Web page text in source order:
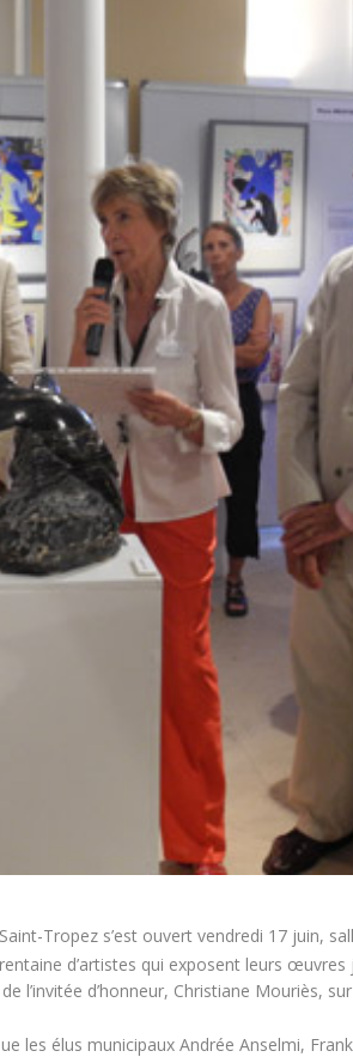
Tropez s’est ouvert vendredi 17 juin,
d’artistes qui exposent leurs
d’honneur, Christiane Mouriès,
les élus municipaux Andrée Anselmi,